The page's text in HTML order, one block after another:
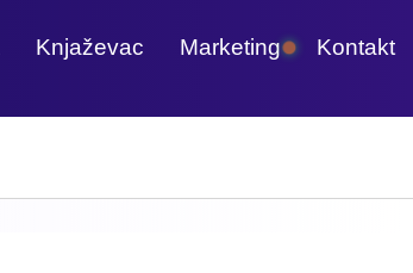
Knjaževac Marketing Kontakt